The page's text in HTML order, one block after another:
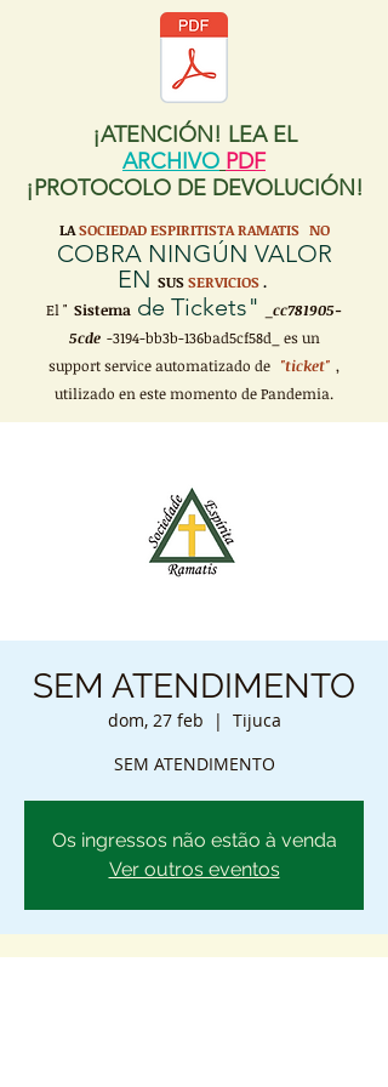
¡ATENCIÓN! LEA EL
ARCHIVO PDF
¡PROTOCOLO DE DEVOLUCIÓN!
LA SOCIEDAD ESPIRITISTA RAMATIS NO
COBRA NINGÚN VALOR
EN SUSSERVICIOS.
El " Sistema de Tickets"
_cc781905-
5cde -3194-bb3b-136bad5cf58d_ es un
support service automatizado de "ticket" ,
utilizado en este momento de Pandemia.
SEM ATENDIMENTO
dom, 27 feb
  |
Tijuca
SEM ATENDIMENTO
Os ingressos não estão à venda
Ver outros eventos